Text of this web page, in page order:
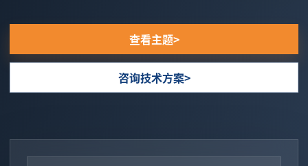
查看主题
咨询技术方案